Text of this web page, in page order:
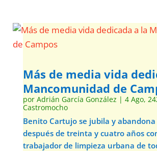
Más de media vida
Mancomunidad de
por Adrián García González | 4 Ago,
Castromocho
Benito Cartujo se jubila y
después de treinta y cuatro años
trabajador de limpieza urbana de